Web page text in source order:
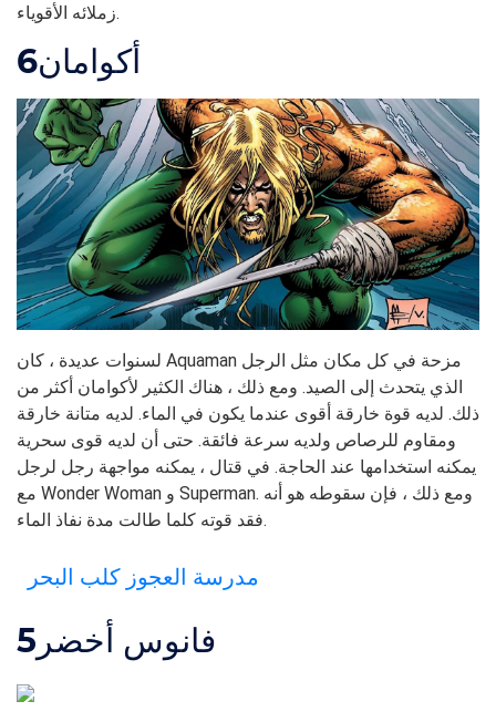
زملائه الأقوياء.
6أكوامان
لسنوات عديدة ، كان Aquaman مزحة في كل مكان مثل الرجل
الذي يتحدث إلى الصيد. ومع ذلك ، هناك الكثير لأكوامان أكثر من
ذلك. لديه قوة خارقة أقوى عندما يكون في الماء. لديه متانة خارقة
ومقاوم للرصاص ولديه سرعة فائقة. حتى أن لديه قوى سحرية
يمكنه استخدامها عند الحاجة. في قتال ، يمكنه مواجهة رجل لرجل
مع Wonder Woman و Superman. ومع ذلك ، فإن سقوطه هو أنه
فقد قوته كلما طالت مدة نفاذ الماء.
مدرسة العجوز كلب البحر
5 فانوس أخضر